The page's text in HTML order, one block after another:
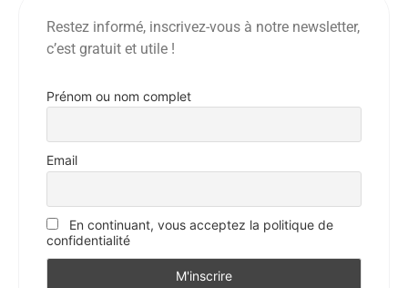
Restez informé, inscrivez-vous à notre newsletter,
c’est gratuit et utile !
Prénom ou nom complet
Email
En continuant, vous acceptez la politique de
confidentialité